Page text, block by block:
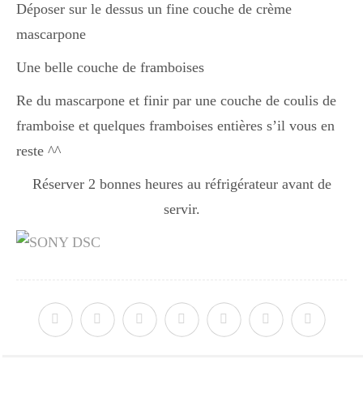
Déposer sur le dessus un fine couche de crème
mascarpone
Une belle couche de framboises
Re du mascarpone et finir par une couche de coulis de
framboise et quelques framboises entières s’il vous en
reste ^^
Réserver 2 bonnes heures au réfrigérateur avant de
servir.